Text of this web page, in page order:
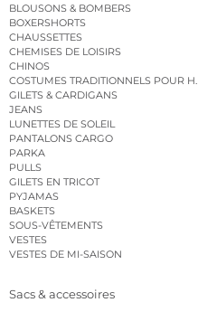
BLOUSONS & BOMBERS
BOXERSHORTS
CHAUSSETTES
CHEMISES DE LOISIRS
CHINOS
COSTUMES TRADITIONNELS POUR
GILETS & CARDIGANS
JEANS
LUNETTES DE SOLEIL
PANTALONS CARGO
PARKA
PULLS
GILETS EN TRICOT
PYJAMAS
BASKETS
SOUS-VÊTEMENTS
VESTES
VESTES DE MI-SAISON
Sacs & accessoires